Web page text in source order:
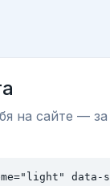
на сайте — за
data-